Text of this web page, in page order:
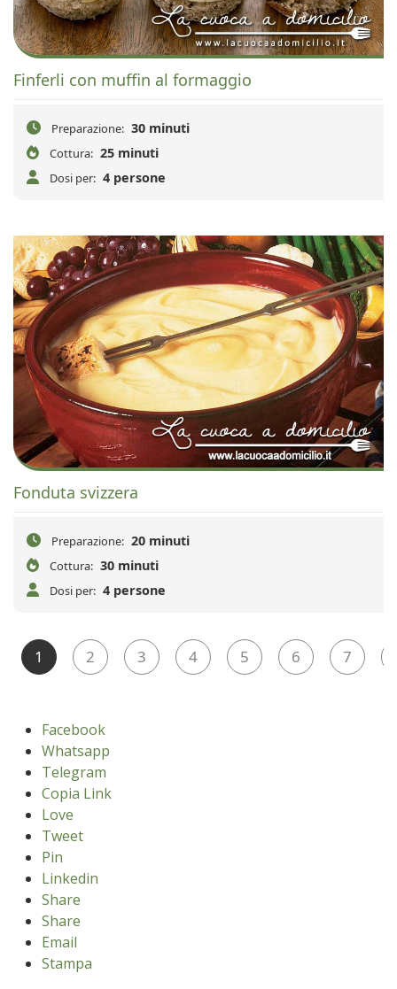
Finferli con muffin al formaggio
Preparazione: 30 minuti
Cottura: 25 minuti
Dosi per: 4 persone
Fonduta svizzera
Preparazione: 20 minuti
Cottura: 30 minuti
Dosi per: 4 persone
1 2 3 4 5 6 7
Facebook
Whatsapp
Telegram
Copia Link
Love
Tweet
Pin
Linkedin
Share
Share
Email
Stampa